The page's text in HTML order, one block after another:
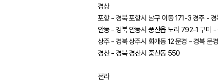
경상
포항 - 경북 포항시 남구 이동 171-3 경주 -
안동 - 경북 안동시 풍산읍 노리 792-1 구미
상주 - 경북 상주시 화개동 12 문경 - 경북 문
경산 - 경북 경산시 중산동 550
전라